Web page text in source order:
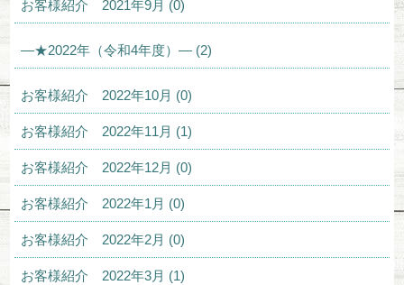
お客様紹介 2021年9月 (0)
—★2022年（令和4年度）— (2)
お客様紹介 2022年10月 (0)
お客様紹介 2022年11月 (1)
お客様紹介 2022年12月 (0)
お客様紹介 2022年1月 (0)
お客様紹介 2022年2月 (0)
お客様紹介 2022年3月 (1)